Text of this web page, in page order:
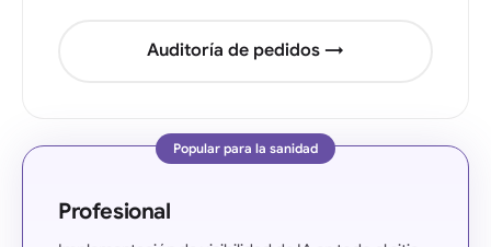
Auditoría de pedidos →
Popular para la sanidad
Profesional